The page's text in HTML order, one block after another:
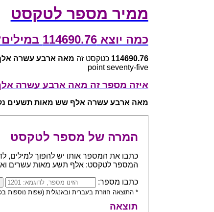
ממיר מספר לטקסט
כמה יוצא 114690.76 במילים?
114690.76 כטקסט זה מאה ארבע עשרה
point seventy-five
איזה מספר זה מאה ארבע עשרה
מאה ארבע עשרה אלף שש מאות תשעים
המרה של מספר לטקסט
המספר לטקסט: אלף תשע מאות עשרים
כתבו מספר:
* התוצאה חוזרת בעברית ובאנגלית (שפות נוספות
תוצאה